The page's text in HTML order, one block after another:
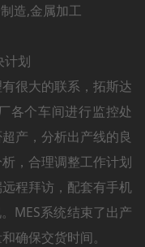
子制造,金属加工
划
很大的联系，拓斯达
各个车间进行监控处
产，分析出产线的良
，合理调整工作计划
程拜访，配套有手机
MES系统结束了出产
确保交货时间。